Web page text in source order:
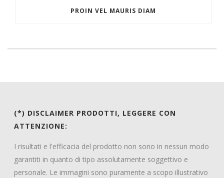
PROIN VEL MAURIS DIAM
(*) DISCLAIMER PRODOTTI, LEGGERE CON
ATTENZIONE:
I risultati e l'efficacia del prodotto non sono in nessun modo
garantiti in quanto di tipo assolutamente soggettivo e
personale. Le immagini sono puramente a scopo illustrativo